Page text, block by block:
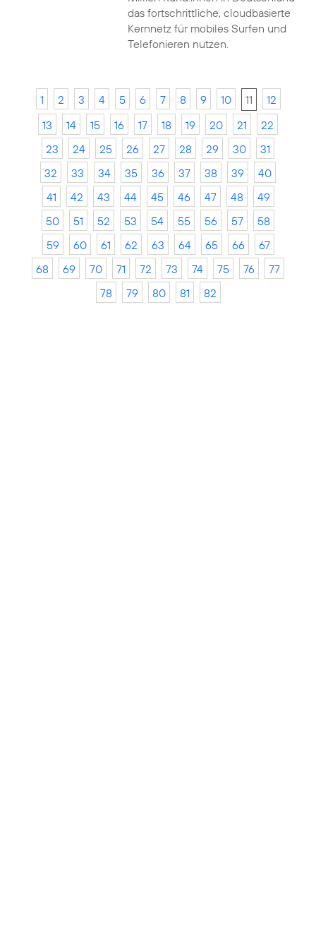
das fortschrittliche, cloudbasierte
Kernnetz für mobiles Surfen und
Telefonieren nutzen.
1 2 3 4 5 6 7 8 9 10 11
12
13
14 15 16 17 18 19 20 21
22
23
24 25 26 27 28 29 30
31
32
33 34 35 36 37 38 39
40
41
42 43 44 45 46 47 48
49
50
51 52 53 54 55 56 57
58
59
60 61 62 63 64 65 66
67
68
69 70 71 72 73 74 75 76
77
78
79 80 81 82